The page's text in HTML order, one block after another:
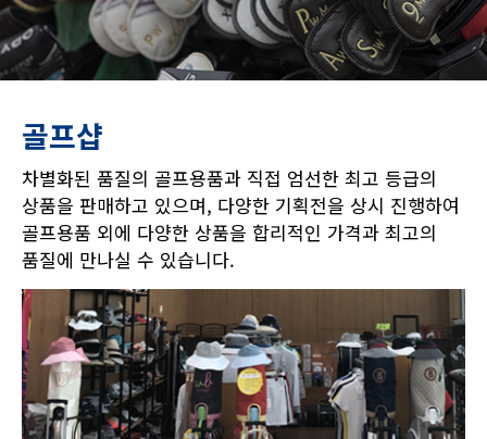
골프샵
차별화된 품질의 골프용품과 직접 엄선한 최고 등급의
상품을 판매하고 있으며, 다양한 기획전을 상시 진행하여
골프용품 외에 다양한 상품을 합리적인 가격과 최고의
품질에 만나실 수 있습니다.